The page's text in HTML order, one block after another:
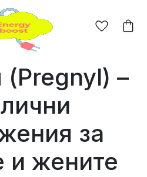
–
за
и жените